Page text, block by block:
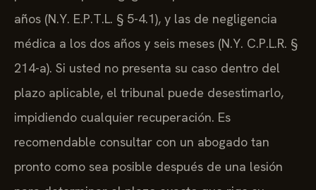
años (N.Y. E.P.T.L. § 5-4.1), y las de negligencia
médica a los dos años y seis meses (N.Y. C.P.L.R. §
214-a). Si usted no presenta su caso dentro del
plazo aplicable, el tribunal puede desestimarlo,
impidiendo cualquier recuperación. Es
recomendable consultar con un abogado tan
pronto como sea posible después de una lesión